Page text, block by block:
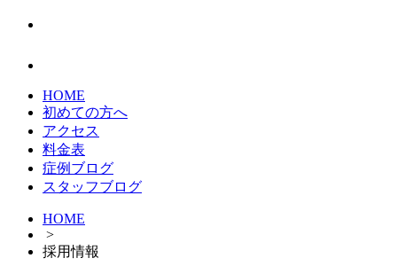
HOME
初めての方へ
アクセス
料金表
症例ブログ
スタッフブログ
HOME
>
採用情報